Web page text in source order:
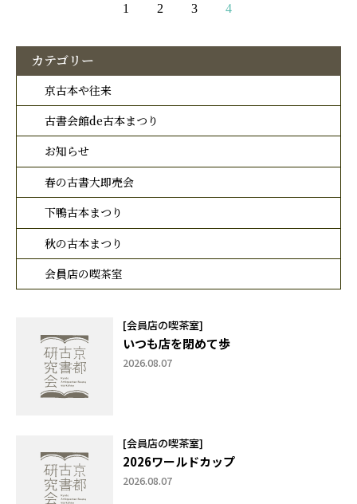
1 2 3 4
カテゴリー
京古本や往来
古書会館de古本まつり
お知らせ
春の古書大即売会
下鴨古本まつり
秋の古本まつり
会員店の喫茶室
[会員店の喫茶室]
いつも店を閉めて歩
2026.08.07
[会員店の喫茶室]
2026ワールドカップ
2026.08.07